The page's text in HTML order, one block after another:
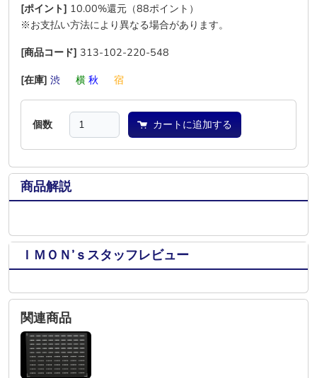
[ポイント] 10.00%還元（88ポイント）
※お支払い方法により異なる場合があります。
[商品コード] 313-102-220-548
[在庫] 渋 横 秋 宿
個数 カートに追加する
商品解説
ＩＭＯＮ’ｓスタッフレビュー
関連商品